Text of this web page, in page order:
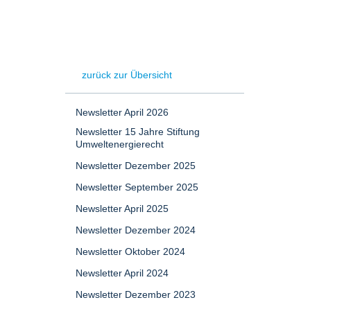
zurück zur Übersicht
Newsletter April 2026
Newsletter 15 Jahre Stiftung
Umweltenergierecht
Newsletter Dezember 2025
Newsletter September 2025
Newsletter April 2025
Newsletter Dezember 2024
Newsletter Oktober 2024
Newsletter April 2024
Newsletter Dezember 2023